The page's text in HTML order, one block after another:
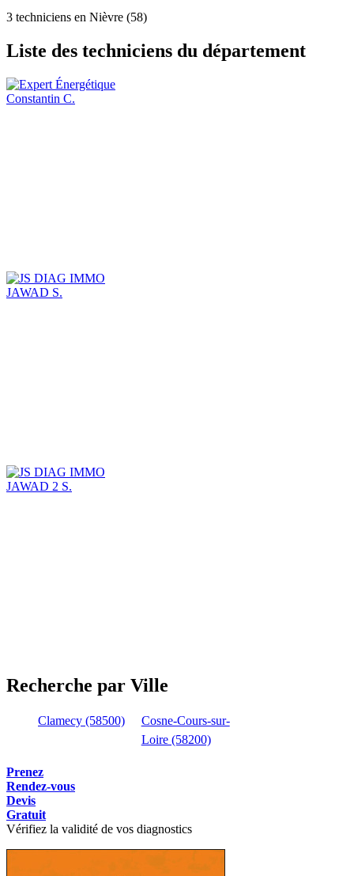
3 techniciens en Nièvre (58)
Liste des techniciens du département
Constantin C.
JAWAD S.
JAWAD 2 S.
Recherche par Ville
Clamecy (58500)
Cosne-Cours-sur-
Loire (58200)
Prenez
Rendez-vous
Devis
Gratuit
Vérifiez la validité de vos diagnostics